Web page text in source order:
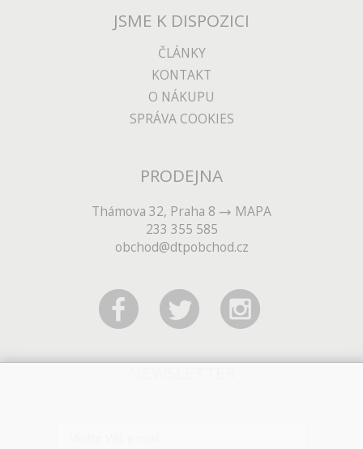
JSME K DISPOZICI
ČLÁNKY
KONTAKT
O NÁKUPU
SPRÁVA COOKIES
PRODEJNA
Thámova 32, Praha 8
MAPA
233 355 585
obchod@dtpobchod.cz